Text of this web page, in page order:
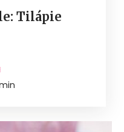
Tilápie